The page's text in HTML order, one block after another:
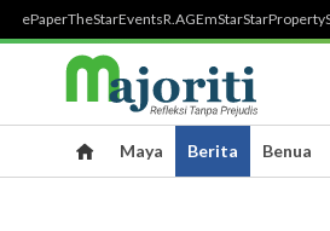
ePaperTheStarEventsR.AGEmStarStarProperty
Maya Berita Benua